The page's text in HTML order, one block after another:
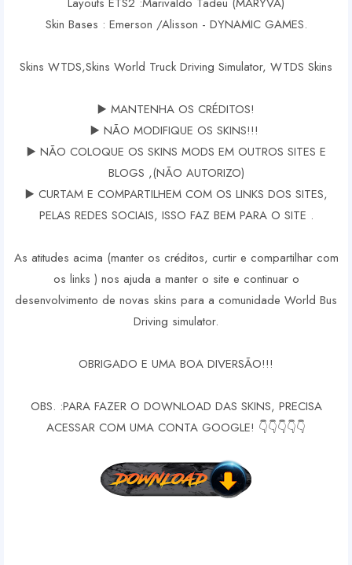
Skin Bases : Emerson /Alisson - DYNAMIC GAMES.
Skins WTDS,Skins World Truck Driving Simulator, WTDS Skins
▶️ MANTENHA OS CRÉDITOS!
▶️ NÃO MODIFIQUE OS SKINS!!!
▶️ NÃO COLOQUE OS SKINS MODS EM OUTROS SITES E
BLOGS ,(NÃO AUTORIZO)
▶️ CURTAM E COMPARTILHEM COM OS LINKS DOS SITES,
PELAS REDES SOCIAIS, ISSO FAZ BEM PARA O SITE .
As atitudes acima (manter os créditos, curtir e compartilhar com
os links ) nos ajuda a manter o site e continuar o
desenvolvimento de novas skins para a comunidade World Bus
Driving simulator.
OBRIGADO E UMA BOA DIVERSÃO!!!
OBS. :PARA FAZER O DOWNLOAD DAS SKINS, PRECISA
ACESSAR COM UMA CONTA GOOGLE! 👇👇👇👇👇